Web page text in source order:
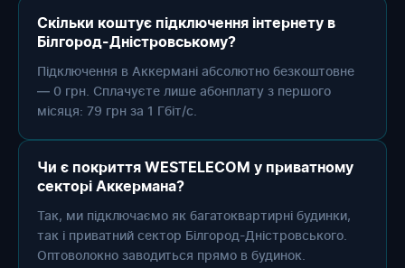
Скільки коштує підключення інтернету в
Білгород-Дністровському?
Підключення в Аккермані абсолютно безкоштовне
— 0 грн. Сплачуєте лише абонплату з першого
місяця: 79 грн за 1 Гбіт/с.
Чи є покриття WESTELECOM у приватному
секторі Аккермана?
Так, ми підключаємо як багатоквартирні будинки,
так і приватний сектор Білгород-Дністровського.
Оптоволокно заводиться прямо в будинок.